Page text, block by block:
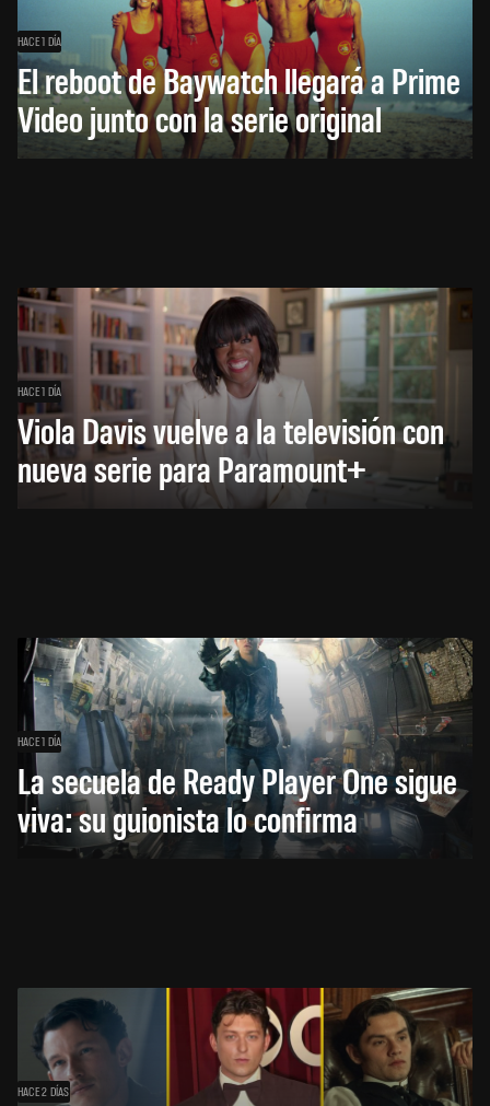
HACE 1 DÍA
El reboot de Baywatch llegará a Prime
Video junto con la serie original
HACE 1 DÍA
Viola Davis vuelve a la televisión con
nueva serie para Paramount+
HACE 1 DÍA
La secuela de Ready Player One sigue
viva: su guionista lo confirma
HACE 2 DÍAS